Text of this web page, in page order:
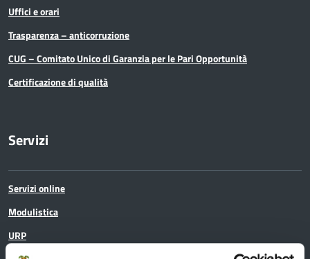
Uffici e orari
Trasparenza – anticorruzione
CUG – Comitato Unico di Garanzia per le Pari Opportunità
Certificazione di qualità
Servizi
Servizi online
Modulistica
URP